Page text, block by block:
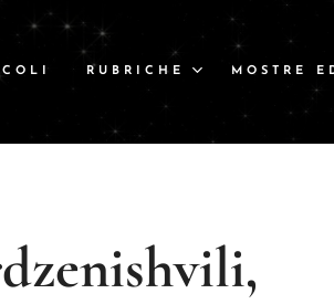
RUBRICHE MOSTRE